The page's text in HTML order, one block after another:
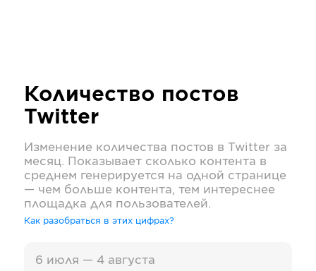
Количество постов
Twitter
Изменение количества постов в Twitter за
месяц. Показывает сколько контента в
среднем генерируется на одной странице
— чем больше контента, тем интереснее
площадка для пользователей.
Как разобраться в этих цифрах?
6 июля — 4 августа